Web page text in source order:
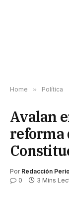
Home » Política
Avalan
reforma
Por Redacción
0 3 Mins